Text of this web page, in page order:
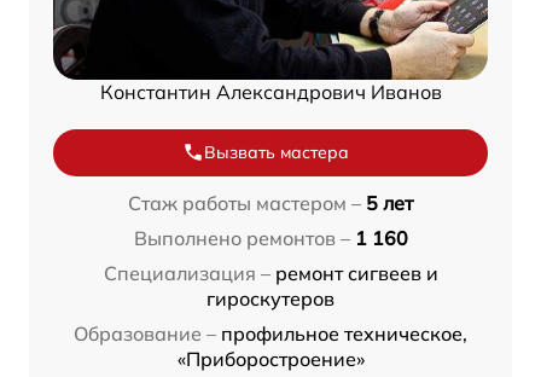
Константин Александрович Иванов
Вызвать мастера
Стаж работы мастером – 5 лет
Выполнено ремонтов – 1 160
Специализация – ремонт сигвеев и
гироскутеров
Образование – профильное техническое,
«Приборостроение»